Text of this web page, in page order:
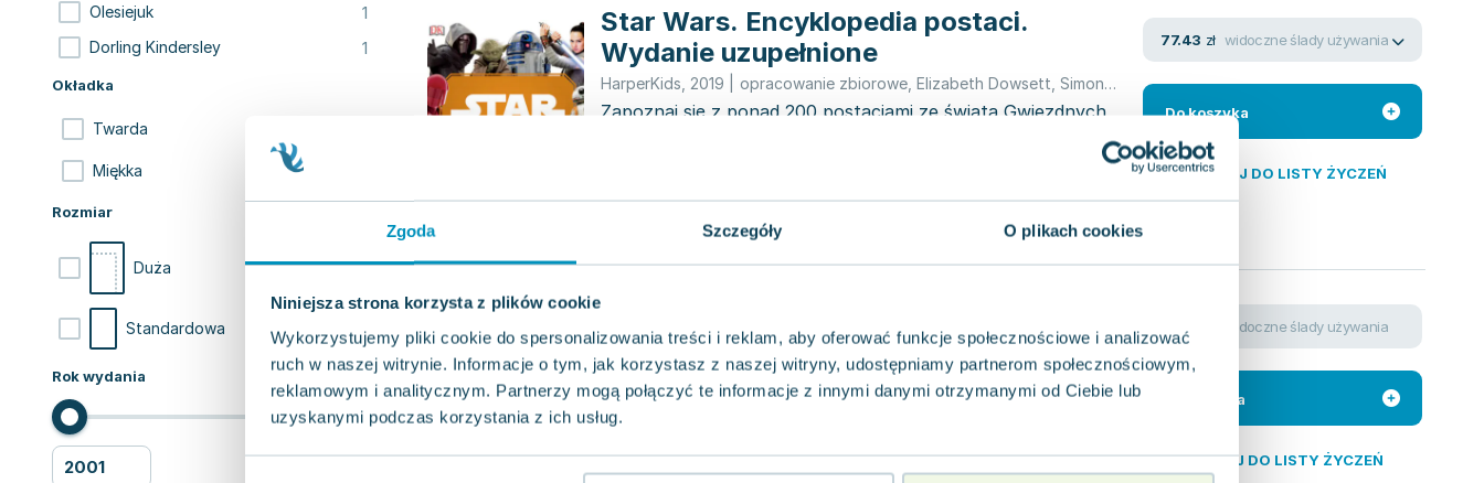
Zgoda Szczegóły O plikach cookies
Niniejsza strona korzysta z plików cookie
Wykorzystujemy pliki cookie do spersonalizowania treści i reklam, aby oferować funkcje społecznościowe i analizować
ruch w naszej witrynie. Informacje o tym, jak korzystasz z naszej witryny, udostępniamy partnerom społecznościowym,
reklamowym i analitycznym. Partnerzy mogą połączyć te informacje z innymi danymi otrzymanymi od Ciebie lub
uzyskanymi podczas korzystania z ich usług.
Olesiejuk 1
Dorling Kindersley 1
Okładka
Twarda
Miękka
Rozmiar
Duża 3
Standardowa 3
Rok wydania
Star Wars. Encyklopedia postaci.
Wydanie uzupełnione
HarperKids 2019 opracowanie zbiorowe Elizabeth Dowsett Simon Beecroft ,Pablo Hidalgo
Zapoznaj się z ponad 200 postaciami ze świata Gwiezdnych
Twarda Pakujemy 10.08
77.43 zł widoczne ślady używania
Do koszyka
DODAJ DO LISTY ŻYCZEŃ
historie. Przewodnik ilustrowany
HarperKids,2016 | Pablo Hidalgo
W tej niezwykłej książce zgłębisz nieskończoną mądrość, jeśli
tylko zadbasz o zadanie właściwego pytania. Otwórz się na
0.0
widoczne ślady używania
Do koszyka
DODAJ DO LISTY ŻYCZEŃ